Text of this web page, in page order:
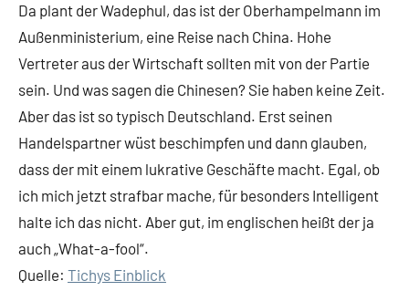
Da plant der Wadephul, das ist der Oberhampelmann im
Außenministerium, eine Reise nach China. Hohe
Vertreter aus der Wirtschaft sollten mit von der Partie
sein. Und was sagen die Chinesen? Sie haben keine Zeit.
Aber das ist so typisch Deutschland. Erst seinen
Handelspartner wüst beschimpfen und dann glauben,
dass der mit einem lukrative Geschäfte macht. Egal, ob
ich mich jetzt strafbar mache, für besonders Intelligent
halte ich das nicht. Aber gut, im englischen heißt der ja
auch „What-a-fool“.
Quelle: Tichys Einblick